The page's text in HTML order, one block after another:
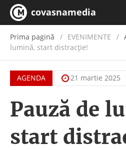
covasnamedia
Prima pagină EVENIMENTE /
lumină, start distracție!
AGENDA 21 martie 2025
Pauză de
start